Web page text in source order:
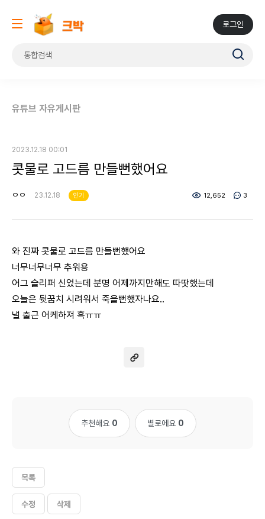
로그인
유튜브 자유게시판
2023.12.18 00:01
콧물로 고드름 만들뻔했어요
ㅇㅇ 23.12.18 인기 12,652 3
와 진짜 콧물로 고드름 만들뻔했어요
너무너무너무 추워용
어그 슬리퍼 신었는데 분명 어제까지만해도 따땃했는데
오늘은 뒷꿈치 시려워서 죽을뻔했자나요..
낼 출근 어케하져 흑ㅠㅠ
추천해요 0 별로에요 0
목록
수정 삭제